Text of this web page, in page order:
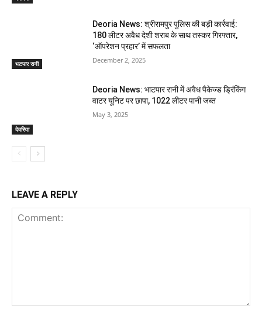
भटपार रानी
Deoria News: श्रीरामपुर पुलिस की बड़ी कार्रवाई:
180 लीटर अवैध देशी शराब के साथ तस्कर गिरफ्तार,
‘ऑपरेशन प्रहार’ में सफलता
December 2, 2025
देवरिया
Deoria News: भाटपार रानी में अवैध पैकेज्ड ड्रिंकिंग
वाटर यूनिट पर छापा, 1022 लीटर पानी जब्त
May 3, 2025
LEAVE A REPLY